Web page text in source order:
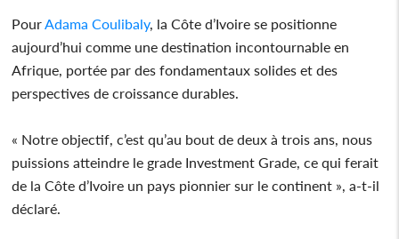
Pour Adama Coulibaly, la Côte d’Ivoire se positionne
aujourd’hui comme une destination incontournable en
Afrique, portée par des fondamentaux solides et des
perspectives de croissance durables.
« Notre objectif, c’est qu’au bout de deux à trois ans, nous
puissions atteindre le grade Investment Grade, ce qui ferait
de la Côte d’Ivoire un pays pionnier sur le continent », a-t-il
déclaré.